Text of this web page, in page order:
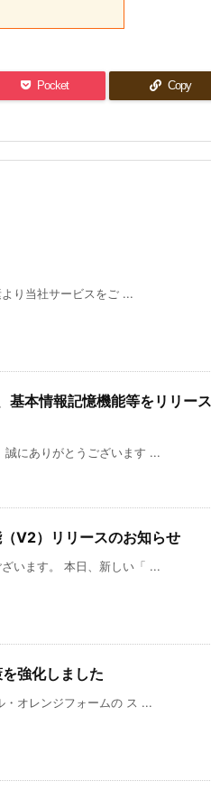
Pocket Copy
り当社サービスをご ...
基本情報記憶機能等をリリー
誠にありがとうございます ...
V2）リリースのお知らせ
います。 本日、新しい「 ...
強化しました
・オレンジフォームの ス ...